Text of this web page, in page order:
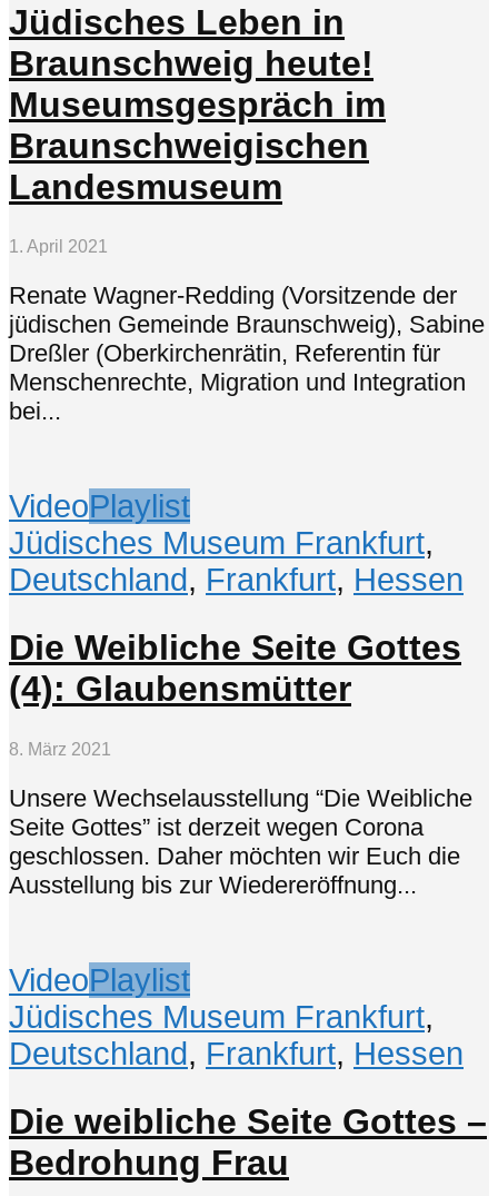
Jüdisches Leben in
Braunschweig heute!
Museumsgespräch im
Braunschweigischen
Landesmuseum
1. April 2021
Renate Wagner-Redding (Vorsitzende der
jüdischen Gemeinde Braunschweig), Sabine
Dreßler (Oberkirchenrätin, Referentin für
Menschenrechte, Migration und Integration
bei...
VideoPlaylist
Jüdisches Museum Frankfurt,
Deutschland, Frankfurt, Hessen
Die Weibliche Seite Gottes
(4): Glaubensmütter
8. März 2021
Unsere Wechselausstellung “Die Weibliche
Seite Gottes” ist derzeit wegen Corona
geschlossen. Daher möchten wir Euch die
Ausstellung bis zur Wiedereröffnung...
VideoPlaylist
Jüdisches Museum Frankfurt,
Deutschland, Frankfurt, Hessen
Die weibliche Seite Gottes –
Bedrohung Frau